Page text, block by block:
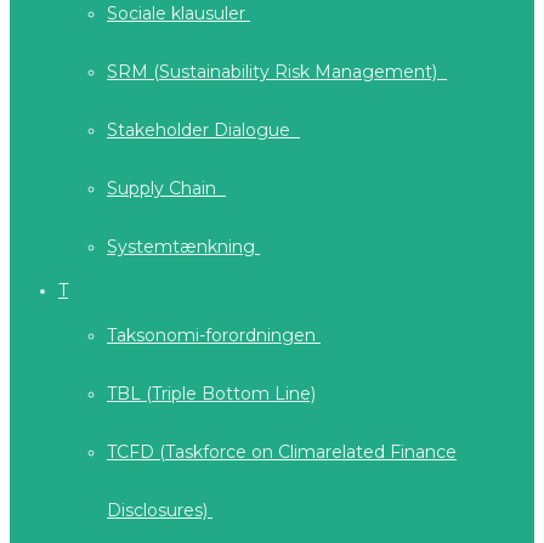
Sociale klausuler
SRM (Sustainability Risk Management)
Stakeholder Dialogue
Supply Chain
Systemtænkning
T
Taksonomi-forordningen
TBL (Triple Bottom Line)
TCFD (Taskforce on Climarelated Finance
Disclosures)